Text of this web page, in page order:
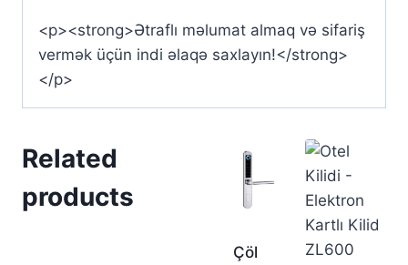
<p><strong>Ətraflı məlumat almaq və sifariş
vermək üçün indi əlaqə saxlayın!</strong>
</p>
Related
products
Çöl